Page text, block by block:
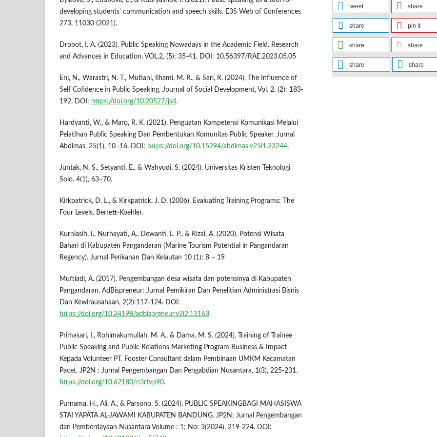
developing students’ communication and speech skills. E3S Web of Conferences
273, 11030 (2021).
Drobot, I. A. (2023). Public Speaking Nowadays in the Academic Field. Research
and Advances in Education, VOL.2, (5): 35-41. DOI: 10.56397/RAE.2023.05.05
Eni, N., Warastri, N. T., Mutiani, Ilhami, M. R., & Sari, R. (2024). The Influence of
Self Cofidence in Public Speaking. Journal of Social Development, Vol. 2, (2): 183-
192. DOI: https://doi.org/10.20527/jsd .
Hardyanti, W., & Maro, R. K. (2021). Penguatan Kompetensi Komunikasi Melalui
Pelatihan Public Speaking Dan Pembentukan Komunitas Public Speaker. Jurnal
Abdimas, 25(1), 10–16. DOI: https://doi.org/10.15294/abdimas.v25i1.23244.
Juntak, N. S., Setyanti, E., & Wahyudi, S. (2024). Universitas Kristen Teknologi
Solo. 4(1), 63–70.
Kirkpatrick, D. L., & Kirkpatrick, J. D. (2006). Evaluating Training Programs: The
Four Levels. Berrett-Koehler.
Kurniasih, I., Nurhayati, A., Dewanti, L. P., & Rizal, A. (2020). Potensi Wisata
Bahari di Kabupaten Pangandaran (Marine Tourism Potential in Pangandaran
Regency). Jurnal Perikanan Dan Kelautan 10 (1): 8 – 19
Muftiadi, A. (2017). Pengembangan desa wisata dan potensinya di Kabupaten
Pangandaran. AdBispreneur: Jurnal Pemikiran Dan Penelitian Administrasi Bisnis
Dan Kewirausahaan, 2(2):117-124. DOI:
https://doi.org/10.24198/adbispreneur.v2i2.13163
Primasari, I., Rohimakumullah, M. A., & Dama, M. S. (2024). Training of Trainee
Public Speaking and Public Relations Marketing Program Business & Impact
Kepada Volunteer PT. Fooster Consultant dalam Pembinaan UMKM Kecamatan
Pacet. JP2N : Jurnal Pengembangan Dan Pengabdian Nusantara, 1(3), 225-231.
https://doi.org/10.62180/n3rtvp90.
Purnama, H., Ali, A., & Parsono, S. (2024). PUBLIC SPEAKINGBAGI MAHASISWA
STAI YAPATA AL-JAWAMI KABUPATEN BANDUNG. JP2N; Jurnal Pengembangan
dan Pemberdayaan Nusantara Volume : 1; No: 3(2024), 219-224. DOI:
tweet share
share pin it
share share
share share